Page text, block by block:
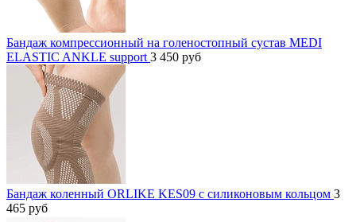
Бандаж компрессионный на голеностопный сустав MEDI
ELASTIC ANKLE support 3 450 руб
Бандаж коленный ORLIKE KES09 c силиконовым кольцом 3
465 руб